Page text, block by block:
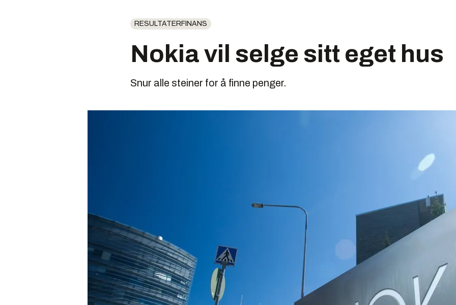
RESULTATERFINANS
Nokia vil selge sitt eget hus
Snur alle steiner for å finne penger.